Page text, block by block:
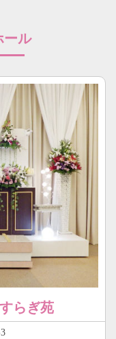
ール
らぎ苑